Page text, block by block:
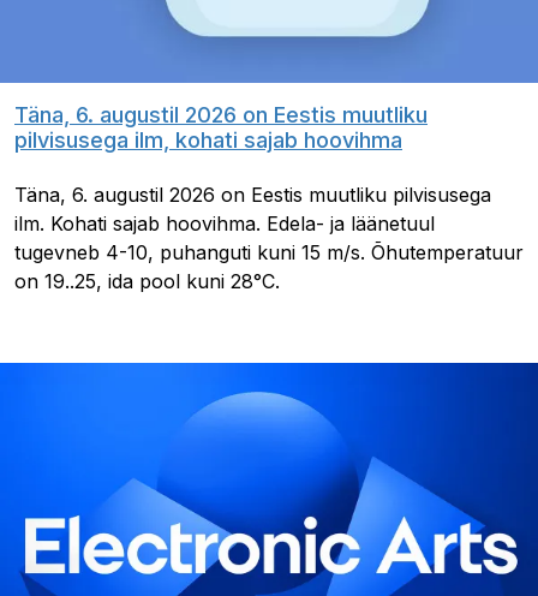
Täna, 6. augustil 2026 on Eestis muutliku
pilvisusega ilm, kohati sajab hoovihma
Täna, 6. augustil 2026 on Eestis muutliku pilvisusega
ilm. Kohati sajab hoovihma. Edela- ja läänetuul
tugevneb 4-10, puhanguti kuni 15 m/s. Õhutemperatuur
on 19..25, ida pool kuni 28°C.